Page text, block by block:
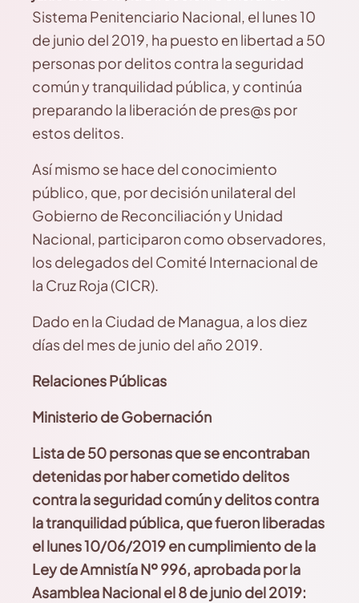
Sistema Penitenciario Nacional, el lunes 10
de junio del 2019, ha puesto en libertad a 50
personas por delitos contra la seguridad
común y tranquilidad pública, y continúa
preparando la liberación de pres@s por
estos delitos.
Así mismo se hace del conocimiento
público, que, por decisión unilateral del
Gobierno de Reconciliación y Unidad
Nacional, participaron como observadores,
los delegados del Comité Internacional de
la Cruz Roja (CICR).
Dado en la Ciudad de Managua, a los diez
días del mes de junio del año 2019.
Relaciones Públicas
Ministerio de Gobernación
Listade 50 personas que se encontraban
detenidas por haber cometido delitos
contra la seguridad común y delitos contra
la tranquilidad pública, que fueron liberadas
el lunes 10/06/2019 en cumplimiento de la
Ley de Amnistía Nº 996, aprobada por la
Asamblea Nacional el 8 de junio del 2019: